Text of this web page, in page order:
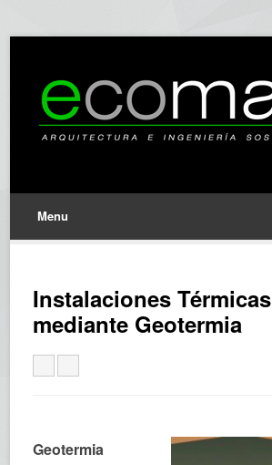
Menu
Instalaciones Térmicas
mediante Geotermia
Geotermia